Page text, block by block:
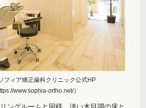
フィア矯正歯科クリニック公式HP
www.sophia-ortho.net/）